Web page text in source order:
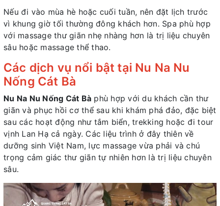
Nếu đi vào mùa hè hoặc cuối tuần, nên đặt lịch trước
vì khung giờ tối thường đông khách hơn. Spa phù hợp
với massage thư giãn nhẹ nhàng hơn là trị liệu chuyên
sâu hoặc massage thể thao.
Các dịch vụ nổi bật tại Nu Na Nu
Nống Cát Bà
Nu Na Nu Nống Cát Bà phù hợp với du khách cần thư
giãn và phục hồi cơ thể sau khi khám phá đảo, đặc biệt
sau các hoạt động như tắm biển, trekking hoặc đi tour
vịnh Lan Hạ cả ngày. Các liệu trình ở đây thiên về
dưỡng sinh Việt Nam, lực massage vừa phải và chú
trọng cảm giác thư giãn tự nhiên hơn là trị liệu chuyên
sâu.